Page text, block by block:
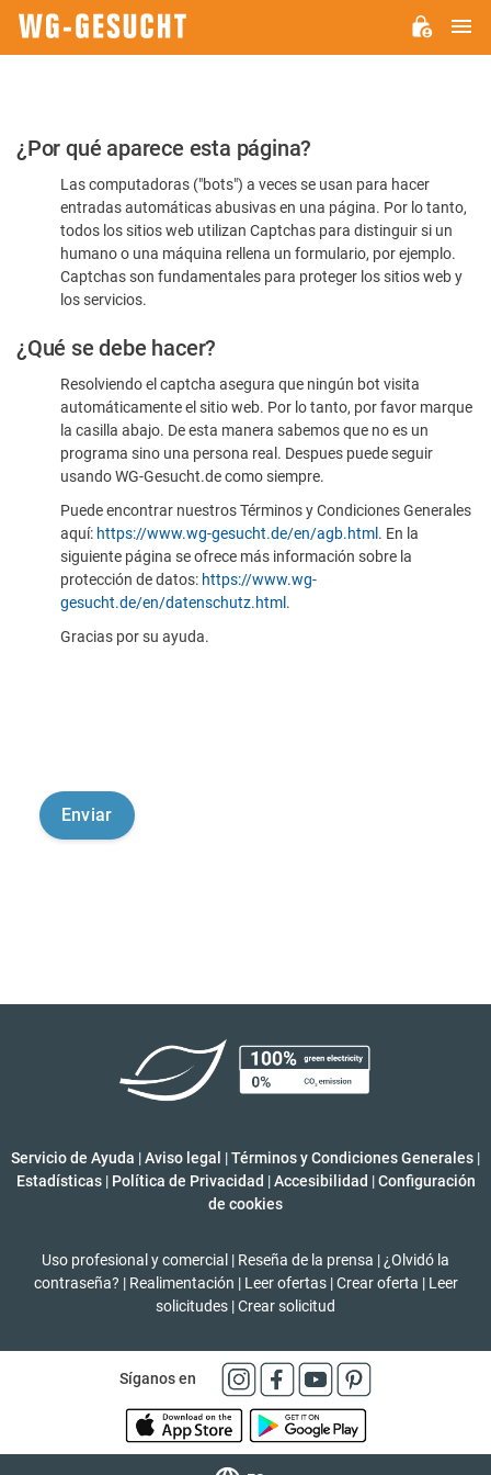
Por
favor,
confirme
humano
¿Por qué aparece esta página?
Las computadoras ("bots") a veces se usan para hacer
entradas automáticas abusivas en una página. Por lo tanto,
todos los sitios web utilizan Captchas para distinguir si un
humano o una máquina rellena un formulario, por ejemplo.
Captchas son fundamentales para proteger los sitios web y
los servicios.
¿Qué se debe hacer?
Resolviendo el captcha asegura que ningún bot visita
automáticamente el sitio web. Por lo tanto, por favor marque
la casilla abajo. De esta manera sabemos que no es un
programa sino una persona real. Despues puede seguir
usando WG-Gesucht.de como siempre.
Puede encontrar nuestros Términos y Condiciones Generales
aquí: https://www.wg-gesucht.de/en/agb.html . En la
siguiente página se ofrece más información sobre la
protección de datos: https://www.wg-
gesucht.de/en/datenschutz.html .
Gracias por su ayuda.
Servicio de Ayuda |Aviso legal |Términos y Condiciones Generales |
Estadísticas | Política de Privacidad | Accesibilidad | Configuración
de cookies
Uso profesional y comercial | Reseña de la prensa | ¿Olvidó la
contraseña? | Realimentación | Leer ofertas | Crear oferta | Leer
solicitudes |Crear solicitud
Síganos en